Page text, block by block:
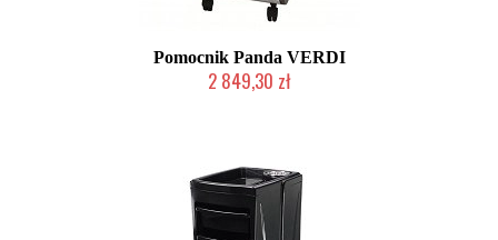
Pomocnik Panda VERDI
2 849,30 zł